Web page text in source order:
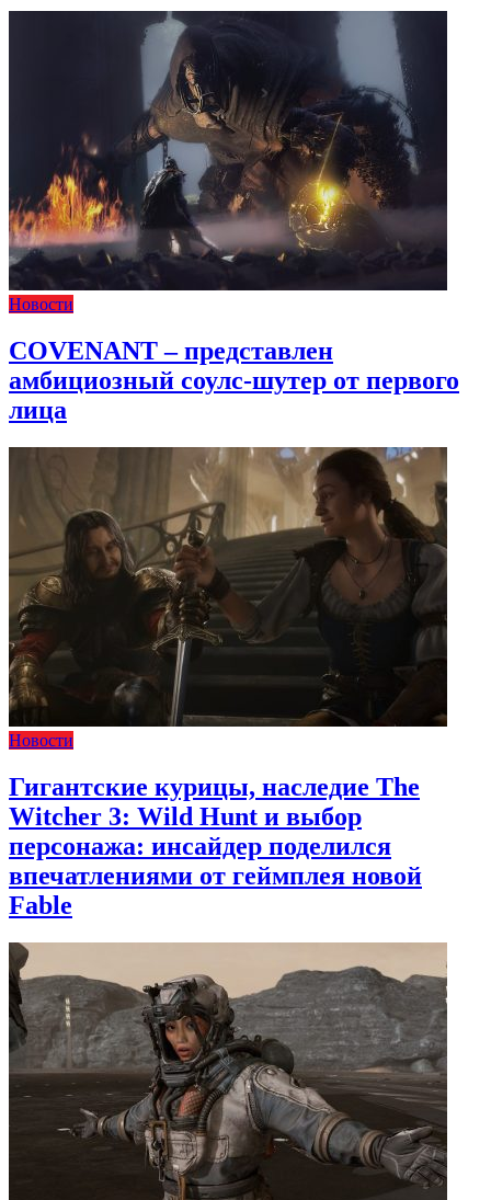
Новости
COVENANT – представлен
амбициозный соулс-шутер от первого
лица
Новости
Гигантские курицы, наследие The
Witcher 3: Wild Hunt и выбор
персонажа: инсайдер поделился
впечатлениями от геймплея новой
Fable